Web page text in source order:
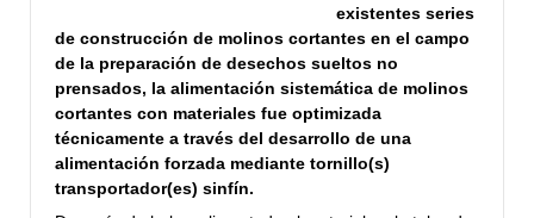
existentes series
de construcción de molinos cortantes en el campo
de la preparación de desechos sueltos no
prensados, la alimentación sistemática de molinos
cortantes con materiales fue optimizada
técnicamente a través del desarrollo de una
alimentación forzada mediante tornillo(s)
transportador(es) sinfín.